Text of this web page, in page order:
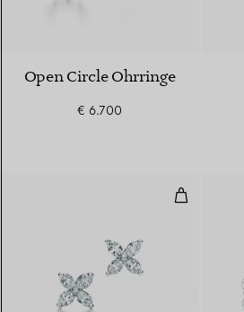
Open Circle Ohrringe
€ 6.700
Ohrringe